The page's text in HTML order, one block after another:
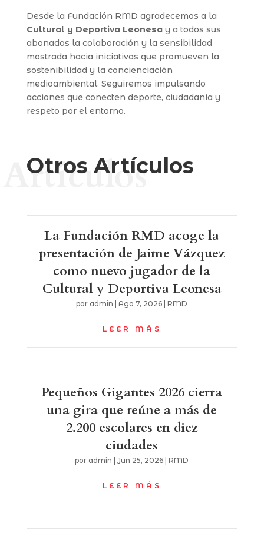
Desde la Fundación RMD agradecemos a la
Cultural y Deportiva Leonesay a todos sus
abonados la colaboración y la sensibilidad
mostrada hacia iniciativas que promueven la
sostenibilidad y la concienciación
medioambiental. Seguiremos impulsando
acciones que conecten deporte, ciudadanía y
respeto por el entorno.
Otros Artículos
Artículos
La Fundación RMD acoge la
presentación de Jaime Vázquez
como nuevo jugador de la
Cultural y Deportiva Leonesa
por admin |Ago 7, 2026 |RMD
LEER MÁS
Pequeños Gigantes 2026 cierra
una gira que reúne a más de
2.200 escolares en diez
ciudades
por admin |Jun 25, 2026 |RMD
LEER MÁS